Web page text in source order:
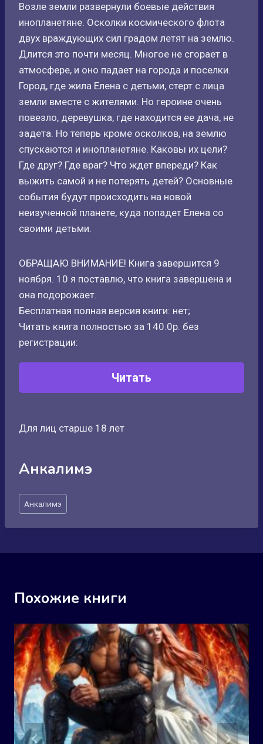
Возле земли развернули боевые действия
инопланетяне. Осколки космического флота
двух враждующих сил градом летят на землю.
Длится это почти месяц. Многое не сгорает в
атмосфере, и оно падает на города и поселки.
Город, где жила Елена с детьми, стерт с лица
земли вместе с жителями. Но героине очень
повезло, деревушка, где находится ее дача, не
задета. Но теперь кроме осколков, на землю
спускаются и инопланетяне. Каковы их цели?
Где друг? Где враг? Что ждет впереди? Как
выжить самой и не потерять детей? Основные
события будут происходить на новой
неизученной планете, куда попадет Елена со
своими детьми.
ОБРАЩАЮ ВНИМАНИЕ! Книга завершится 9
ноября. 10 я поставлю, что книга завершена и
она подорожает.
Бесплатная полная версия книги: нет;
Читать книга полностью за 140.0р. без
регистрации:
Читать
Для лиц старше 18 лет
Анкалимэ
Метки
записи:
Анкалимэ
Похожие книги